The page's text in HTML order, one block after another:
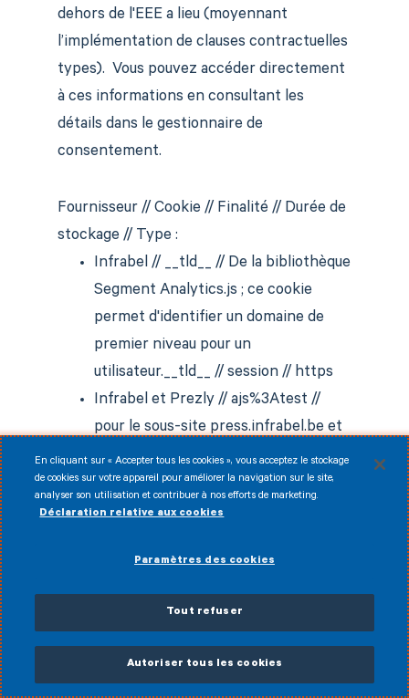
dehors de l'EEE a lieu (moyennant
l’implémentation de clauses contractuelles
types). Vous pouvez accéder directement
à ces informations en consultant les
détails dans le gestionnaire de
consentement.
Fournisseur // Cookie // Finalité // Durée de
stockage // Type :
Infrabel // __tld__ // De la bibliothèque
Segment Analytics.js ; ce cookie
permet d'identifier un domaine de
premier niveau pour un
utilisateur.__tld__ // session // https
Infrabel et Prezly // ajs%3Atest //
pour le sous-site press.infrabel.be et
le site web infrabel.be : Ce cookie de
performance compte les visites et
suit d'autres statistiques liées au
jours // https
Infrabel // ajs%3Acookies // pour le
site infrabel.be : Ce cookie soutient
l'utilisation, la performance et la
En cliquant sur « Accepter tous les cookies », vous acceptez le stockage
de cookies sur votre appareil pour améliorer la navigation sur le site,
analyser son utilisation et contribuer à nos efforts de marketing.
Déclaration relative aux cookies
Paramètres des cookies
Tout refuser
Autoriser tous les cookies